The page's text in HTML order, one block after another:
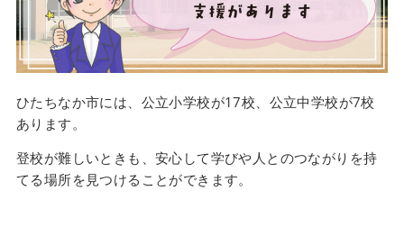
ひたちなか市には、公立小学校が17校、公立中学校が7校
あります。
登校が難しいときも、安心して学びや人とのつながりを持
てる場所を見つけることができます。